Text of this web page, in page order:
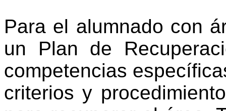
Para el alumnado con
un Plan de
competencias
criterios y